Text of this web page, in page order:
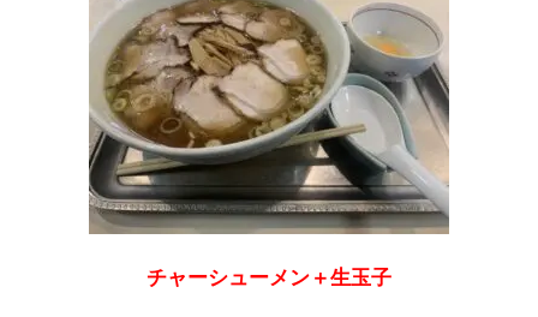
チャーシューメン＋生玉子